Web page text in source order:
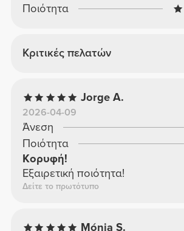
Ποιότητα
Κριτικές πελατών
Jorge A.
2026-04-09
Άνεση
Ποιότητα
Κορυφή!
Εξαιρετική ποιότητα!
Δείτε το πρωτότυπο
Mónia S.